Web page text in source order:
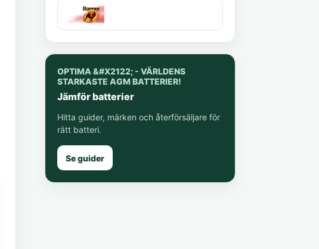
OPTIMA &#X2122; - VÄRLDENS
STARKASTE AGM BATTERIER!
Jämför batterier
Hitta guider, märken och återförsäljare för
rätt batteri.
Se guider